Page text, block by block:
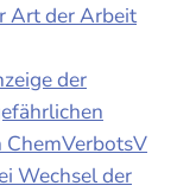
Art der Arbeit
der
ChemVerbotsV
Wechsel der